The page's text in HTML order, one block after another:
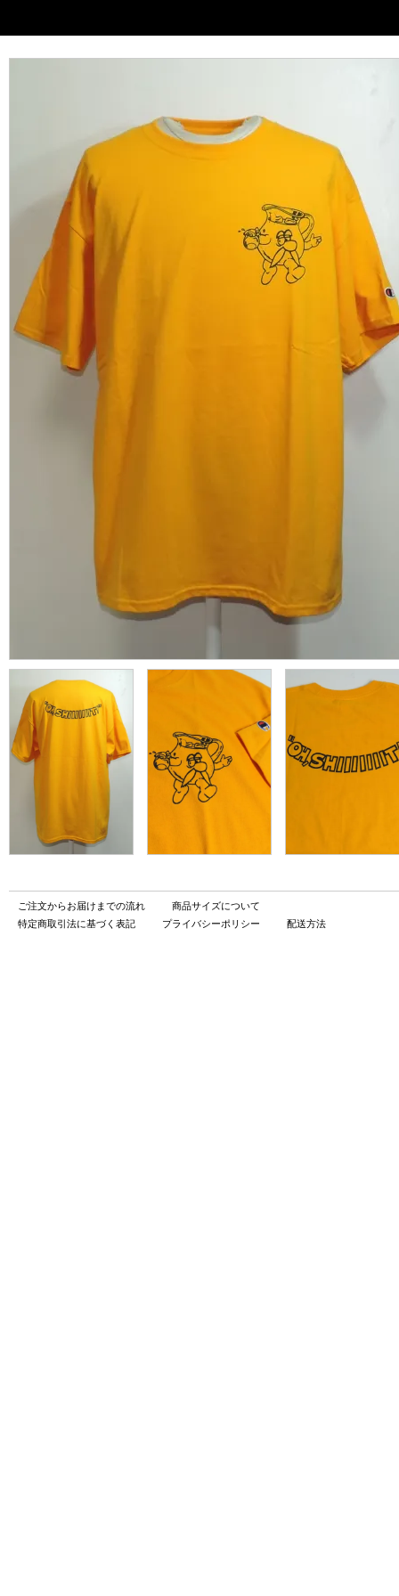
ご注文からお届けまでの流れ
商品サイズについて
特定商取引法に基づく表記
プライバシーポリシー 配送方法